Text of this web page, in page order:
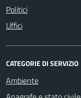
Politici
Uffici
CATEGORIE DI SERVIZIO
Ambiente